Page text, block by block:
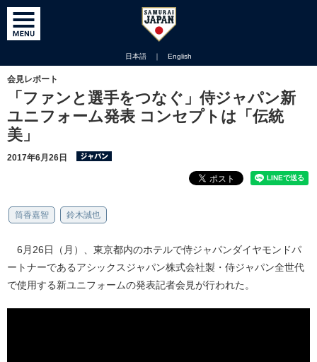
日本語 ｜ English
会見レポート
「ファンと選手をつなぐ」侍ジャパン新
ユニフォーム発表 コンセプトは「伝統
美」
2017年6月26日
筒香嘉智 鈴木誠也
6月26日（月）、東京都内のホテルで侍ジャパンダイヤモンドパ
ートナーであるアシックスジャパン株式会社製・侍ジャパン全世代
で使用する新ユニフォームの発表記者会見が行われた。